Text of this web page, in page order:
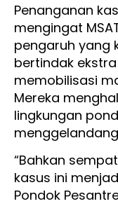
Penanganan
mengingat
pengaruh yang
bertindak
memobilisasi
Mereka
lingkungan
“Bahkan
kasus ini
Pondok